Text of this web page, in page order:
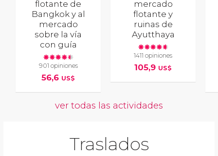
flotante de
Bangkok y al
mercado
sobre la vía
con guía
901 opiniones
56,6 US$
mercado
flotante y
ruinas de
Ayutthaya
1411 opiniones
105,9 US$
ver todas las actividades
Traslados